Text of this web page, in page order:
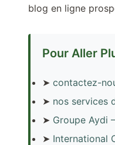
blog en ligne
Pour Aller
➤ contactez-
➤ nos services
➤ Groupe Aydi
➤ International